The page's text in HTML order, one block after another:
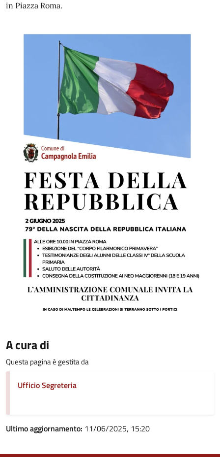
in Piazza Roma.
A cura di
Questa pagina è gestita da
Ufficio Segreteria
Ultimo aggiornamento: 11/06/2025, 15:20